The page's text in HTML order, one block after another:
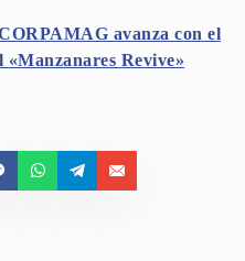
avanza con el
Revive»